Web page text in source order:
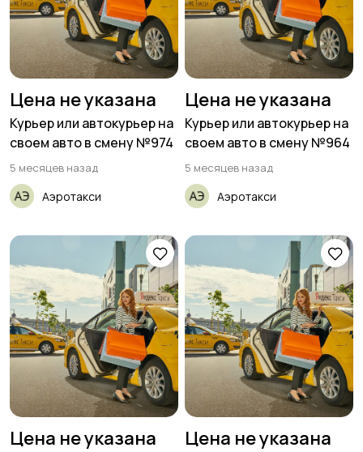
Цена не указана
Курьер или автокурьер на
своем авто в смену №974
5 месяцев назад
Аэротакси
Цена не указана
Курьер или автокурьер на
своем авто в смену №964
5 месяцев назад
Аэротакси
Цена не указана Цена не указана